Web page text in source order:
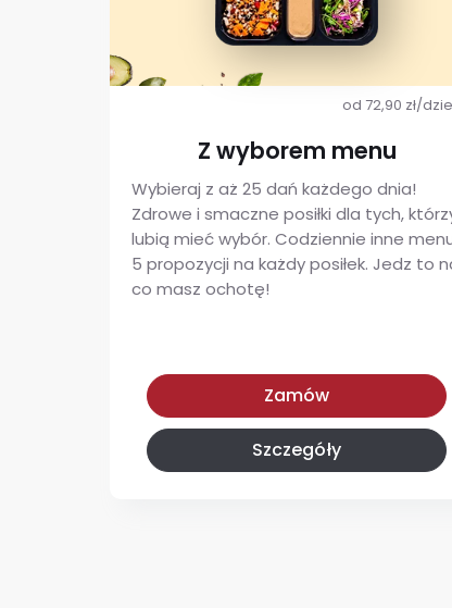
od 72,90 zł/
Z wyborem menu
Wybieraj z aż 25 dań każdego dnia!
Zdrowe i smaczne posiłki dla tych,
lubią mieć wybór. Codziennie inne
5 propozycji na każdy posiłek. Jedz to
co masz ochotę!
Z wyborem menu
Zamów
Szczegóły